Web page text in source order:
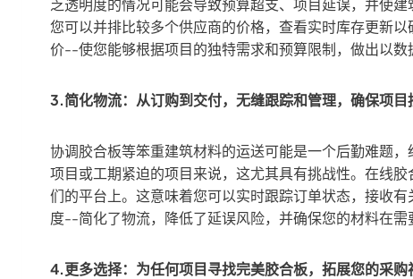
乏透明度的情况可能会导致预算超支、项目延误，并使
您可以并排比较多个供应商的价格，查看实时库存更新
价--使您能够根据项目的独特需求和预算限制，做出以数
3.简化物流：从订购到交付，无缝跟踪和管理，确保项目
协调胶合板等笨重建筑材料的运送可能是一个后勤难题
项目或工期紧迫的项目来说，这尤其具有挑战性。在线
们的平台上。这意味着您可以实时跟踪订单状态，接收
度--简化了物流，降低了延误风险，并确保您的材料在需
4.更多选择：为任何项目寻找完美胶合板，拓展您的采购